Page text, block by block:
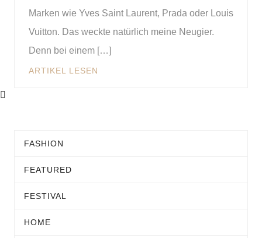
Marken wie Yves Saint Laurent, Prada oder Louis
Vuitton. Das weckte natürlich meine Neugier.
Denn bei einem […]
ARTIKEL LESEN
FASHION
FEATURED
FESTIVAL
HOME